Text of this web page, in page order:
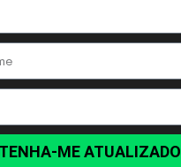
ME ATUALIZADO